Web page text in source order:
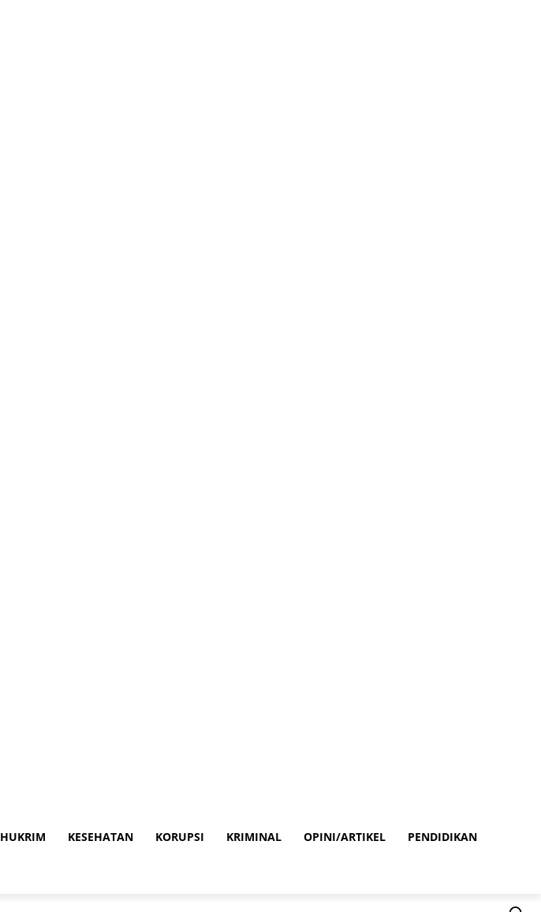
HUKRIM KESEHATAN KORUPSI KRIMINAL OPINI/ARTIKEL PENDIDIKAN